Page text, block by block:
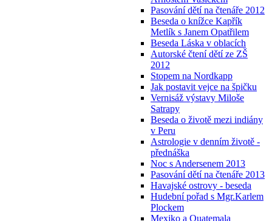
Pasování dětí na čtenáře 2012
Beseda o knížce Kapřík
Metlík s Janem Opatřilem
Beseda Láska v oblacích
Autorské čtení dětí ze ZŠ
2012
Stopem na Nordkapp
Jak postavit vejce na špičku
Vernisáž výstavy Miloše
Satrapy
Beseda o životě mezi indiány
v Peru
Astrologie v denním životě -
přednáška
Noc s Andersenem 2013
Pasování dětí na čtenáře 2013
Havajské ostrovy - beseda
Hudební pořad s Mgr.Karlem
Plockem
Mexiko a Quatemala